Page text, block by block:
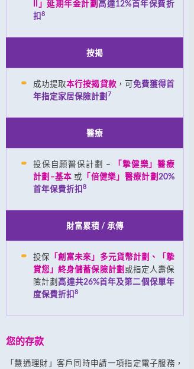
II」延期年金計劃 高達12%首年保費折
扣 8
按揭
成功提取本行按揭貸款，可 免費獲得首
年指定家居保險計劃 7
醫療
投保自願醫保計劃 –
「摯健樂」醫療
計劃–基本 或 「倍健樂」醫療計劃 20%
首年保費折扣 8
財富累積 / 承傳
投保 「創富未來」多元貨幣計劃、「摯
賞您」終身儲蓄保險計劃 或指定人壽保
險計劃 高達共26%首年及第二個保單年
度保費折扣 8
您的存款
「慧通理財」客戶同時申請一項指定電子服務，